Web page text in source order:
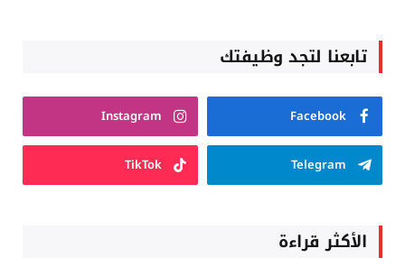
تابعنا لتجد وظيفتك
Facebook
Instagram
Telegram
TikTok
الأكثر قراءة